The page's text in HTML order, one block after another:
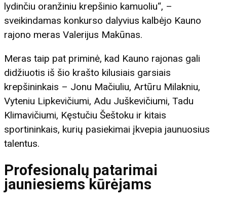
lydinčiu oranžiniu krepšinio kamuoliu“, –
sveikindamas konkurso dalyvius kalbėjo Kauno
rajono meras Valerijus Makūnas.
Meras taip pat priminė, kad Kauno rajonas gali
didžiuotis iš šio krašto kilusiais garsiais
krepšininkais – Jonu Mačiuliu, Artūru Milakniu,
Vyteniu Lipkevičiumi, Adu Juškevičiumi, Tadu
Klimavičiumi, Kęstučiu Šeštoku ir kitais
sportininkais, kurių pasiekimai įkvepia jaunuosius
talentus.
Profesionalų patarimai
jauniesiems kūrėjams